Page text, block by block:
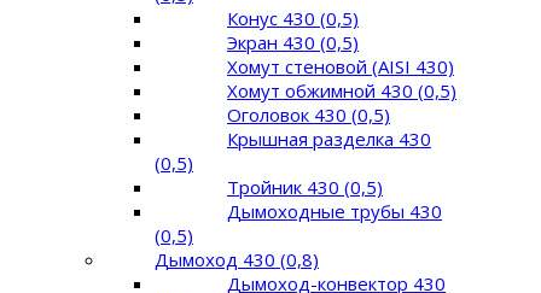
Конус 430 (0,5)
Экран 430 (0,5)
Хомут стеновой (AISI 430)
Хомут обжимной 430 (0,5)
Оголовок 430 (0,5)
Крышная разделка 430
(0,5)
Тройник 430 (0,5)
Дымоходные трубы 430
(0,5)
Дымоход 430 (0,8)
Дымоход-конвектор 430